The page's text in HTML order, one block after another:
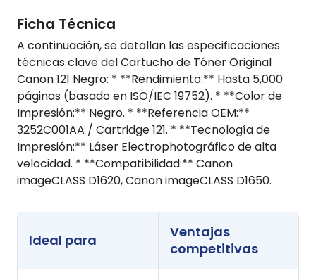
Ficha Técnica
A continuación, se detallan las especificaciones
técnicas clave del Cartucho de Tóner Original
Canon 121 Negro: * **Rendimiento:** Hasta 5,000
páginas (basado en ISO/IEC 19752). * **Color de
Impresión:** Negro. * **Referencia OEM:**
3252C001AA / Cartridge 121. * **Tecnología de
Impresión:** Láser Electrophotográfico de alta
velocidad. * **Compatibilidad:** Canon
imageCLASS D1620, Canon imageCLASS D1650.
Ideal para
Ventajas
competitivas